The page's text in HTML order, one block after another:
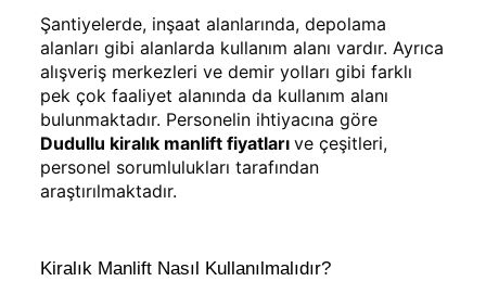
Şantiyelerde, inşaat alanlarında, depolama
alanları gibi alanlarda kullanım alanı vardır. Ayrıca
alışveriş merkezleri ve demir yolları gibi farklı
pek çok faaliyet alanında da kullanım alanı
bulunmaktadır. Personelin ihtiyacına göre
Dudullu kiralık manlift fiyatları ve çeşitleri,
personel sorumlulukları tarafından
araştırılmaktadır.
Kiralık Manlift Nasıl Kullanılmalıdır?